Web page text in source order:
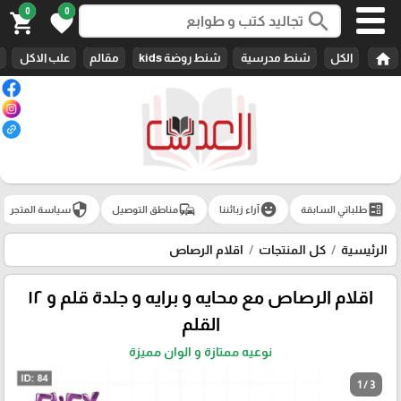
search
0
favorite
0
shopping_cart
home الكل شنط مدرسية شنط روضة kids مقالم علب الاكل
ballotطلباتي السابقة emoji_emotionsآراء زبائننا commuteمناطق التوصيل securityسياسة المتجر
الرئيسية كل المنتجات اقلام الرصاص
اقلام الرصاص مع محايه و برايه و جلدة قلم و ١٢
القلم
نوعيه ممتازة و الوان مميزة
1 / 3